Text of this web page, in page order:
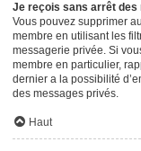
Je reçois sans arrêt
Vous pouvez supprimer
membre en utilisant les
messagerie privée. Si
membre en particulier,
dernier a la possibilité
des messages privés.
Haut